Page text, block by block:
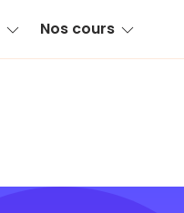
Nos cours